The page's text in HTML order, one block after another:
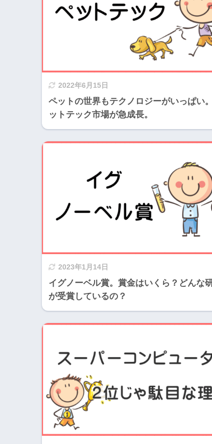
2022年6月15日
ペットの世界もテクノロジーがいっぱい
ットテック市場が急成長。
2023年1月14日
イグノーベル賞。賞金はいくら？どんな
が受賞しているの？